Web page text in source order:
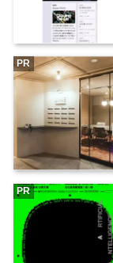
PR
PR